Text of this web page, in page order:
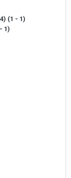
(1 - 1)
1)